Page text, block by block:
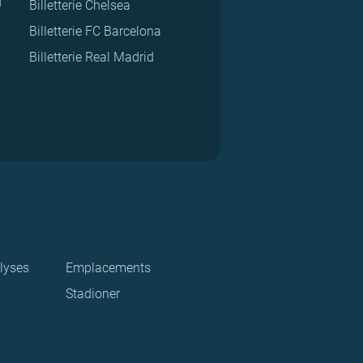
Billetterie Chelsea
Billetterie FC Barcelona
Billetterie Real Madrid
Emplacements
Stadioner